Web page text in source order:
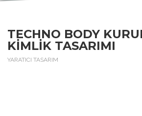
TECHNO BODY
KIMLIK TASARIMI
YARATICI TASARIM